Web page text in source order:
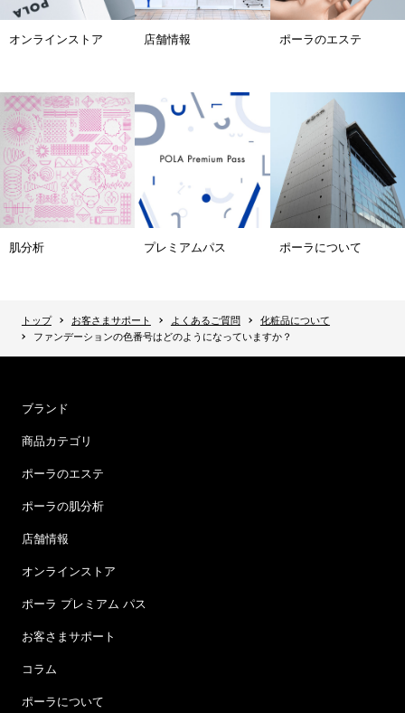
オンラインストア 店舗情報 ポーラのエステ
肌分析 プレミアムパス ポーラについて
トップ お客さまサポート よくあるご質問
化粧品について
ファンデーションの色番号はどのようになっていますか？
ブランド
商品カテゴリ
ポーラのエステ
ポーラの肌分析
店舗情報
オンラインストア
ポーラ プレミアム パス
お客さまサポート
コラム
ポーラについて